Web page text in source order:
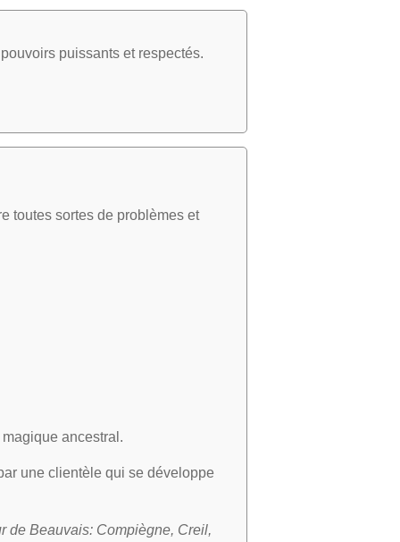
puissants et respectés.
toutes sortes de problèmes et
ancestral.
une clientèle qui se développe
de Beauvais: Compiègne, Creil,